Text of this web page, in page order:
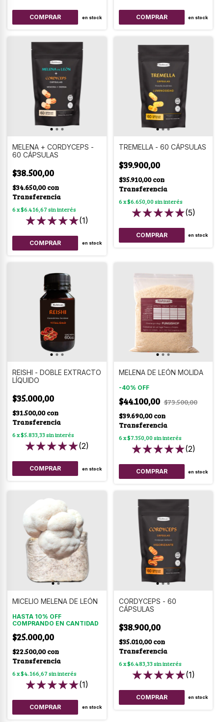
en stock en stock
MELENA + CORDYCEPS -
60 CÁPSULAS
$38.500,00
$34.650,00con
Transferencia
6x$6.416,67sin interés
(1)
en stock
TREMELLA - 60 CÁPSULAS
$39.900,00
$35.910,00con
Transferencia
6x$6.650,00sin interés
(5)
en stock
REISHI - DOBLE EXTRACTO
LÍQUIDO
$35.000,00
$31.500,00con
Transferencia
6x$5.833,33sin interés
(2)
en stock
MELENA DE LEÓN MOLIDA
-40% OFF
$44.100,00 $73.500,00
$39.690,00con
Transferencia
6x$7.350,00sin interés
(2)
COMPRAR en stock
MICELIO MELENA DE LEÓN
HASTA 10% OFF
COMPRANDO EN CANTIDAD
$25.000,00
$22.500,00con
Transferencia
6x$4.166,67sin interés
(1)
COMPRAR en stock
CORDYCEPS - 60
CÁPSULAS
$38.900,00
$35.010,00con
Transferencia
6x$6.483,33sin interés
(1)
en stock